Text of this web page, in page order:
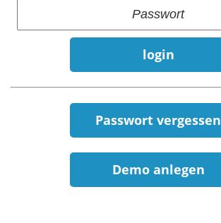
login
Passwort vergessen
Demo anlegen